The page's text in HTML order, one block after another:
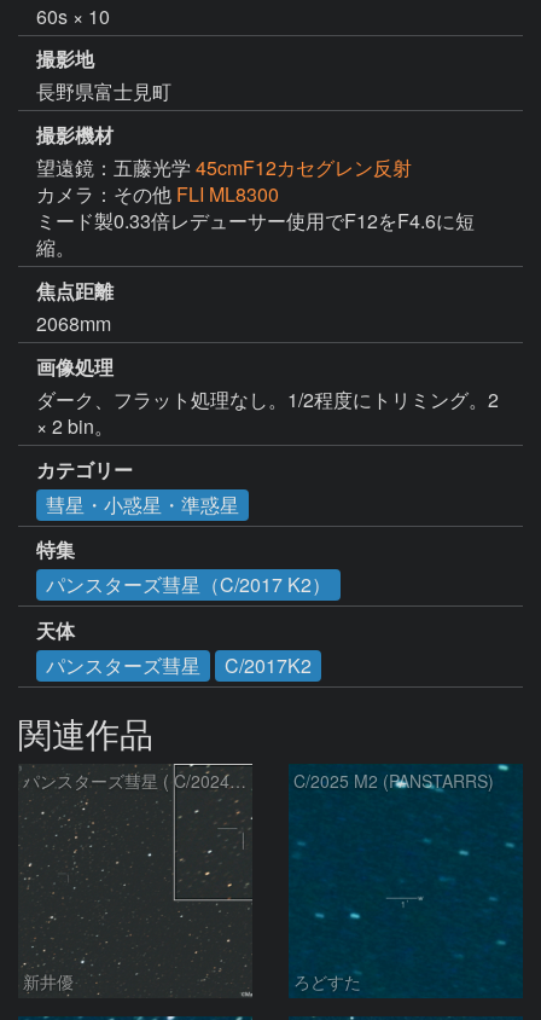
60s × 10
撮影地
長野県富士見町
撮影機材
望遠鏡：五藤光学 45cmF12カセグレン反射
カメラ：その他 FLI ML8300
ミード製0.33倍レデューサー使用でF12をF4.6に短
縮。
焦点距離
2068mm
画像処理
ダーク、フラット処理なし。1/2程度にトリミング。2
× 2 bin。
カテゴリー
彗星・小惑星・準惑星
特集
パンスターズ彗星（C/2017 K2）
天体
パンスターズ彗星
C/2017K2
関連作品
パンスターズ彗星 ( C/2024R4 )：2026/07/27
新井優
C/2025 M2 (PANSTARRS)
ろどすた